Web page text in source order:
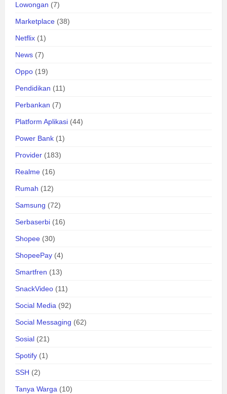
Lowongan (7)
Marketplace (38)
Netflix (1)
News (7)
Oppo (19)
Pendidikan (11)
Perbankan (7)
Platform Aplikasi (44)
Power Bank (1)
Provider (183)
Realme (16)
Rumah (12)
Samsung (72)
Serbaserbi (16)
Shopee (30)
ShopeePay (4)
Smartfren (13)
SnackVideo (11)
Social Media (92)
Social Messaging (62)
Sosial (21)
Spotify (1)
SSH (2)
Tanya Warga (10)